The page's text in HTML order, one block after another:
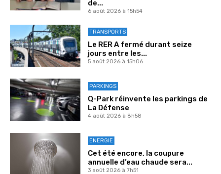
de...
6 août 2026 à 15h54
TRANSPORTS
Le RER A fermé durant seize
jours entre les...
5 août 2026 à 15h06
PARKINGS
Q-Park réinvente les parkings de
La Défense
4 août 2026 à 8h58
ENERGIE
Cet été encore, la coupure
annuelle d’eau chaude sera...
3 août 2026 à 7h51